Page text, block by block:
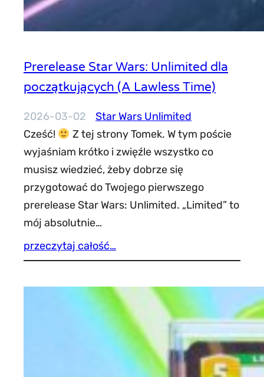
Prerelease Star Wars: Unlimited dla
początkujących (A Lawless Time)
2026-03-02
Star Wars Unlimited
Cześć!
Z tej strony Tomek. W tym poście
wyjaśniam krótko i zwięźle wszystko co
musisz wiedzieć, żeby dobrze się
przygotować do Twojego pierwszego
prerelease Star Wars: Unlimited. „Limited” to
mój absolutnie…
przeczytaj całość…